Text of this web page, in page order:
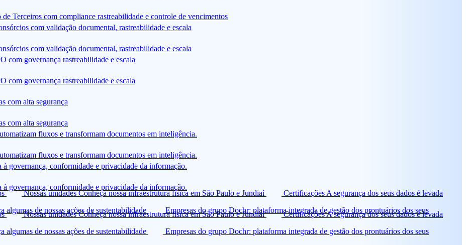
de Terceiros com compliance rastreabilidade e controle de vencimentos
com validação documental, rastreabilidade e escala
com governança rastreabilidade e escala
com alta segurança
fluxos e transformam documentos em inteligência.
à governança, conformidade e privacidade da informação.
Nossas unidades Conheça nossa infraestrutura física em Sâo Paulo e Jundiaí CertificaçõesA segurança dos seus dados é levada
algumas de nossas ações de sustentabilidade Empresas do grupo Dochr: plataforma integrada de gestão dos prontuários dos seus
com validação documental, rastreabilidade e escala
com governança rastreabilidade e escala
com alta segurança
fluxos e transformam documentos em inteligência.
à governança, conformidade e privacidade da informação.
Nossas unidades Conheça nossa infraestrutura física em Sâo Paulo e Jundiaí Certificações A segurança dos seus dados é levada
algumas de nossas ações de sustentabilidade Empresas do grupo Dochr: plataforma integrada de gestão dos prontuários dos seus